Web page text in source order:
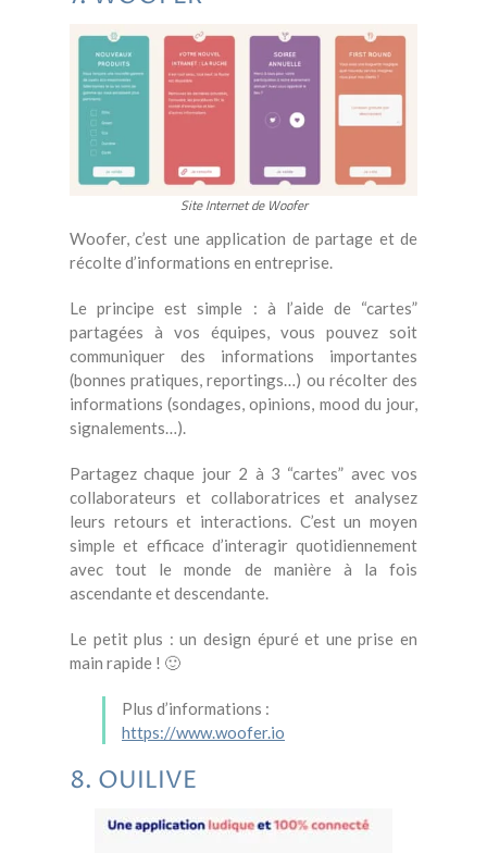
Site Internet de Woofer
Woofer, c’est une application de partage et de
récolte d’informations en entreprise.
Le principe est simple : à l’aide de “cartes”
partagées à vos équipes, vous pouvez soit
communiquer des informations importantes
(bonnes pratiques, reportings…) ou récolter des
informations (sondages, opinions, mood du jour,
signalements…).
Partagez chaque jour 2 à 3 “cartes” avec vos
collaborateurs et collaboratrices et analysez
leurs retours et interactions. C’est un moyen
simple et efficace d’interagir quotidiennement
avec tout le monde de manière à la fois
ascendante et descendante.
Le petit plus : un design épuré et une prise en
main rapide ! 🙂
Plus d’informations :
https://www.woofer.io
8. OUILIVE